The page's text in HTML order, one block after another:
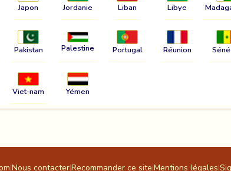
Japon Jordanie Liban Libye
Pakistan Palestine Portugal Réunion
Viet-nam Yémen
|Nous contacter|Recommander ce site|Mentions légales|